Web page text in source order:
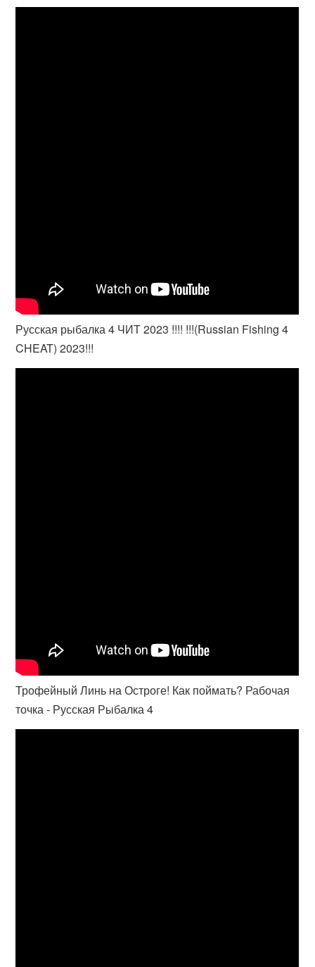
Русская рыбалка 4 ЧИТ 2023 !!!! !!!(Russian Fishing 4
CHEAT) 2023!!!
Трофейный Линь на Остроге! Как поймать? Рабочая
точка - Русская Рыбалка 4